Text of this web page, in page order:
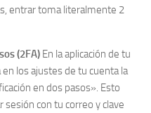
entrar toma literalmente 2
(2FA) En la aplicación de tu
en los ajustes de tu cuenta la
en dos pasos». Esto
sesión con tu correo y clave